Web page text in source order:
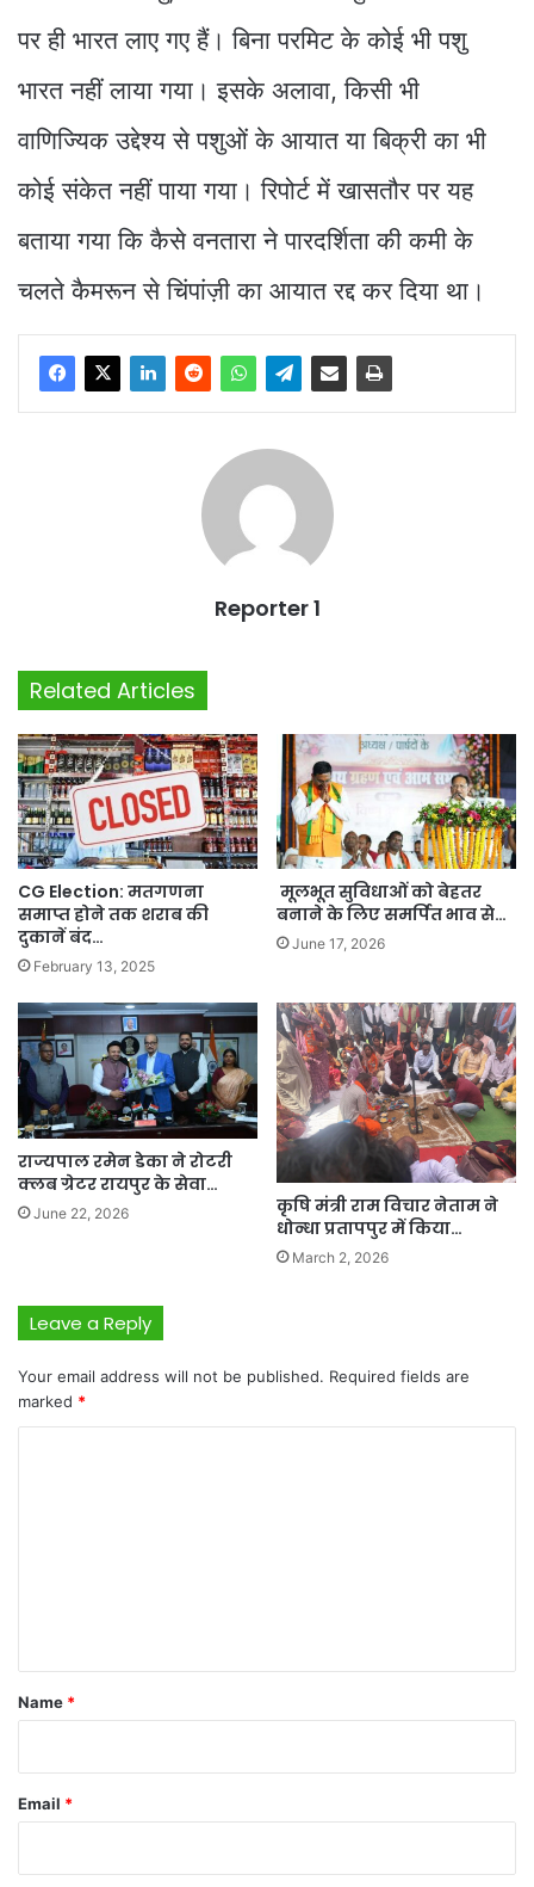
पर ही भारत लाए गए हैं। बिना परमिट के कोई भी पशु
भारत नहीं लाया गया। इसके अलावा, किसी भी
वाणिज्यिक उद्देश्य से पशुओं के आयात या बिक्री का भी
कोई संकेत नहीं पाया गया। रिपोर्ट में खासतौर पर यह
बताया गया कि कैसे वनतारा ने पारदर्शिता की कमी के
चलते कैमरून से चिंपांज़ी का आयात रद्द कर दिया था।
Reporter 1
Related Articles
CG Election: मतगणना
समाप्त होने तक शराब की
दुकानें बंद…
February 13, 2025
मूलभूत सुविधाओं को बेहतर
बनाने के लिए समर्पित भाव से…
June 17, 2026
राज्यपाल रमेन डेका ने रोटरी
क्लब ग्रेटर रायपुर के सेवा…
June 22, 2026
कृषि मंत्री राम विचार नेताम ने
धोन्धा प्रतापपुर में किया…
March 2, 2026
Leave a Reply
Your email address will not be published. Required fields are
marked *
*
Name *
Email *